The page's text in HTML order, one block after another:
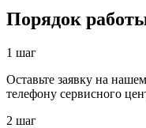
Порядок
1 шаг
Оставьте заявку на
телефону сервисного
2 шаг